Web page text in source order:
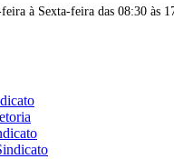
feira à Sexta-feira das 08:30 às